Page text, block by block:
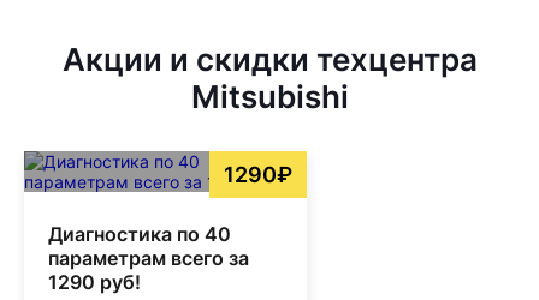
Акции и скидки техцентра
Mitsubishi
1290₽
Диагностика по 40
параметрам всего за
1290 руб!